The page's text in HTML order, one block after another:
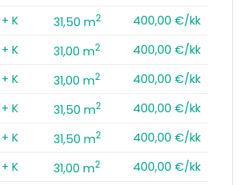
+ K 31,50 m2
400,00 €/kk
+ K 31,00 m2
400,00 €/kk
+ K 31,00 m2
400,00 €/kk
+ K 31,50 m2
400,00 €/kk
+ K 31,50 m2
400,00 €/kk
+ K 31,00 m2
400,00 €/kk